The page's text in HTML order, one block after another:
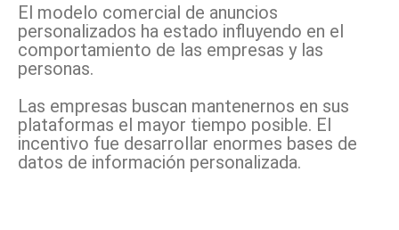
El modelo comercial de anuncios
personalizados ha estado influyendo en el
comportamiento de las empresas y las
personas.
Las empresas buscan mantenernos en sus
plataformas el mayor tiempo posible. El
incentivo fue desarrollar enormes bases de
datos de información personalizada.